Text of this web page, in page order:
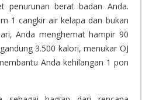
penurunan berat badan Anda.
1 cangkir air kelapa dan bukan
Anda menghemat hampir 90
3.500 kalori, menukar OJ
Anda kehilangan 1 pon